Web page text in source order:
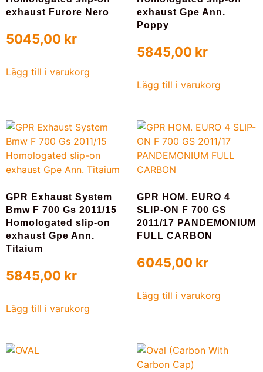
exhaust Furore Nero
5045,00 kr
Lägg till i varukorg
exhaust Gpe Ann.
Poppy
5845,00 kr
Lägg till i varukorg
GPR Exhaust System
Bmw F 700 Gs 2011/15
Homologated slip-on
exhaust Gpe Ann.
Titaium
5845,00 kr
Lägg till i varukorg
GPR HOM. EURO 4
SLIP-ON F 700 GS
2011/17 PANDEMONIUM
FULL CARBON
6045,00 kr
Lägg till i varukorg